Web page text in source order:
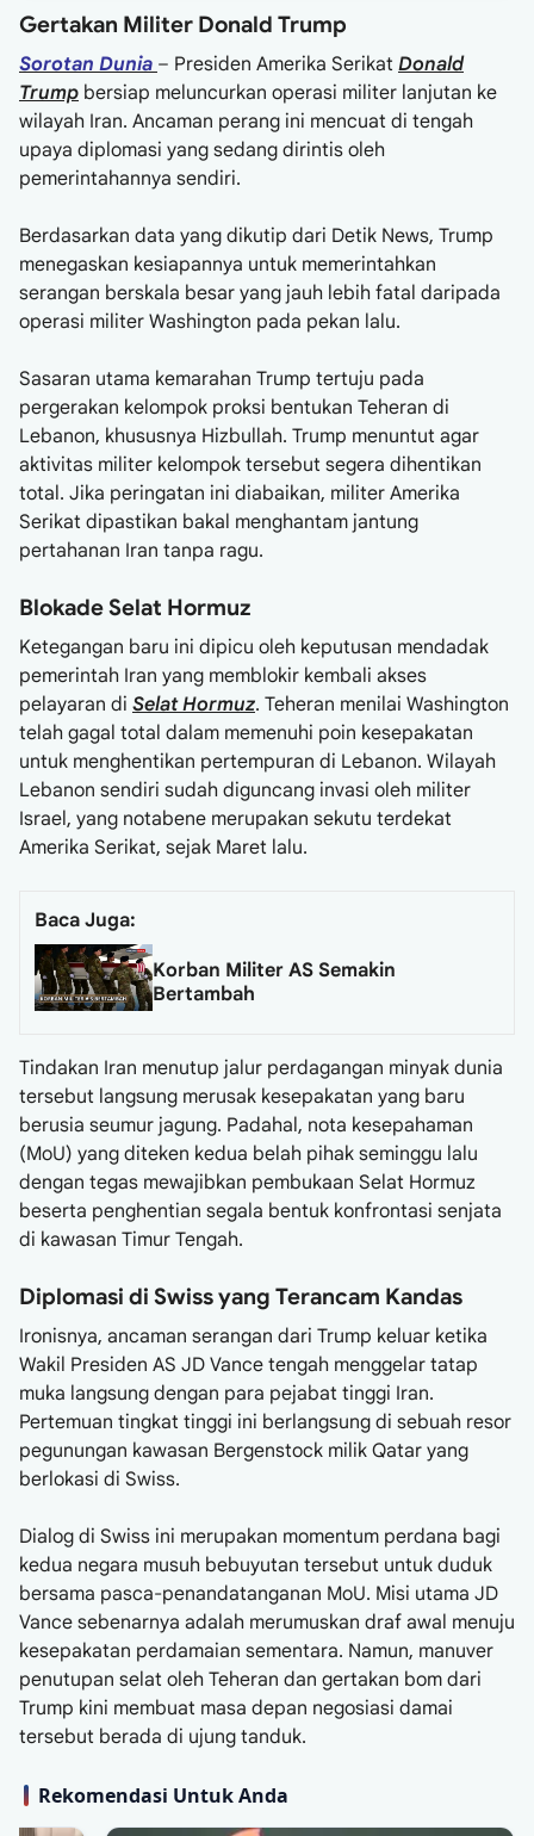
Gertakan Militer Donald Trump
Sorotan Dunia – Presiden Amerika Serikat Donald
Trump bersiap meluncurkan operasi militer lanjutan ke
wilayah Iran. Ancaman perang ini mencuat di tengah
upaya diplomasi yang sedang dirintis oleh
pemerintahannya sendiri.
Berdasarkan data yang dikutip dari Detik News, Trump
menegaskan kesiapannya untuk memerintahkan
serangan berskala besar yang jauh lebih fatal daripada
operasi militer Washington pada pekan lalu.
Sasaran utama kemarahan Trump tertuju pada
pergerakan kelompok proksi bentukan Teheran di
Lebanon, khususnya Hizbullah. Trump menuntut agar
aktivitas militer kelompok tersebut segera dihentikan
total. Jika peringatan ini diabaikan, militer Amerika
Serikat dipastikan bakal menghantam jantung
pertahanan Iran tanpa ragu.
Blokade Selat Hormuz
Ketegangan baru ini dipicu oleh keputusan mendadak
pemerintah Iran yang memblokir kembali akses
pelayaran di Selat Hormuz. Teheran menilai Washington
telah gagal total dalam memenuhi poin kesepakatan
untuk menghentikan pertempuran di Lebanon. Wilayah
Lebanon sendiri sudah diguncang invasi oleh militer
Israel, yang notabene merupakan sekutu terdekat
Amerika Serikat, sejak Maret lalu.
Baca Juga:
Korban Militer AS Semakin
Bertambah
Tindakan Iran menutup jalur perdagangan minyak dunia
tersebut langsung merusak kesepakatan yang baru
berusia seumur jagung. Padahal, nota kesepahaman
(MoU) yang diteken kedua belah pihak seminggu lalu
dengan tegas mewajibkan pembukaan Selat Hormuz
beserta penghentian segala bentuk konfrontasi senjata
di kawasan Timur Tengah.
Diplomasi di Swiss yang Terancam Kandas
Ironisnya, ancaman serangan dari Trump keluar ketika
Wakil Presiden AS JD Vance tengah menggelar tatap
muka langsung dengan para pejabat tinggi Iran.
Pertemuan tingkat tinggi ini berlangsung di sebuah resor
pegunungan kawasan Bergenstock milik Qatar yang
berlokasi di Swiss.
Dialog di Swiss ini merupakan momentum perdana bagi
kedua negara musuh bebuyutan tersebut untuk duduk
bersama pasca-penandatanganan MoU. Misi utama JD
Vance sebenarnya adalah merumuskan draf awal menuju
kesepakatan perdamaian sementara. Namun, manuver
penutupan selat oleh Teheran dan gertakan bom dari
Trump kini membuat masa depan negosiasi damai
tersebut berada di ujung tanduk.
Rekomendasi Untuk Anda